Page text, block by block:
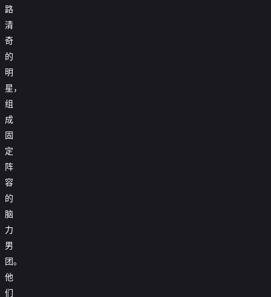
路
清
奇
的
明
星，
组
成
固
定
阵
容
的
脑
力
男
团。
他
们